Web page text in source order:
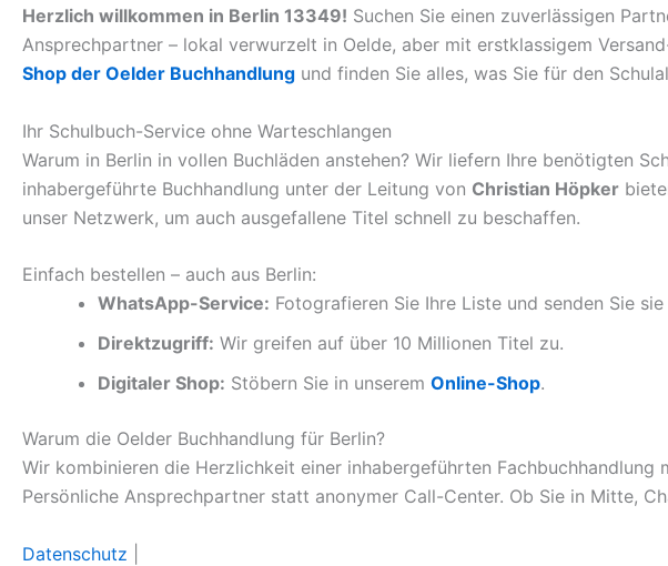
Herzlich willkommen in Berlin 13349! Suchen Sie einen zuverlässigen
Ansprechpartner – lokal verwurzelt in Oelde, aber mit erstklassigem
Shop der Oelder Buchhandlung und finden Sie alles, was Sie für den
Ihr Schulbuch-Service ohne Warteschlangen
Warum in Berlin in vollen Buchläden anstehen? Wir liefern Ihre benötigten
inhabergeführte Buchhandlung unter der Leitung von Christian Höpker
unser Netzwerk, um auch ausgefallene Titel schnell zu beschaffen.
Einfach bestellen – auch aus Berlin:
WhatsApp-Service: Fotografieren Sie Ihre Liste und senden Sie sie
Direktzugriff: Wir greifen auf über 10 Millionen Titel zu.
Digitaler Shop: Stöbern Sie in unserem Online-Shop.
Warum die Oelder Buchhandlung für Berlin?
Wir kombinieren die Herzlichkeit einer inhabergeführten
Persönliche Ansprechpartner statt anonymer Call-Center. Ob Sie in Mitte,
Datenschutz